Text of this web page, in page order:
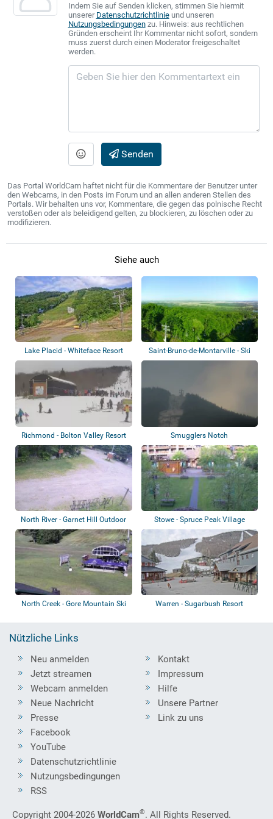
Indem Sie auf Senden klicken, stimmen Sie hiermit
unserer Datenschutzrichtlinieund unseren
Nutzungsbedingungenzu. Hinweis: aus rechtlichen
Gründen erscheint Ihr Kommentar nicht sofort, sondern
muss zuerst durch einen Moderator freigeschaltet
werden.
Senden
Das Portal WorldCam haftet nicht für die Kommentare der Benutzer unter
den Webcams, in den Posts im Forum und an allen anderen Stellen des
Portals. Wir behalten uns vor, Kommentare, die gegen das polnische Recht
verstoßen oder als beleidigend gelten, zu blockieren, zu löschen oder zu
modifizieren.
Siehe auch
Lake Placid - Whiteface Resort
Saint-Bruno-de-Montarville - Ski
Saint-B...
Richmond - Bolton Valley Resort Smugglers Notch
North River - Garnet Hill Outdoor
Center
Stowe - Spruce Peak Village
North Creek - Gore Mountain Ski
Warren - Sugarbush Resort
Nützliche Links
Neu anmelden
Jetzt streamen
Webcam anmelden
Neue Nachricht
Presse
Kontakt
Impressum
Hilfe
Unsere Partner
Link zu uns
Facebook
YouTube
Datenschutzrichtlinie
Nutzungsbedingungen
RSS
Copyright 2004-2026 WorldCam®. All Rights Reserved.